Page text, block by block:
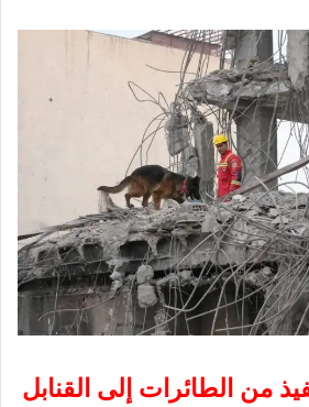
من الطائرات إلى القنابل